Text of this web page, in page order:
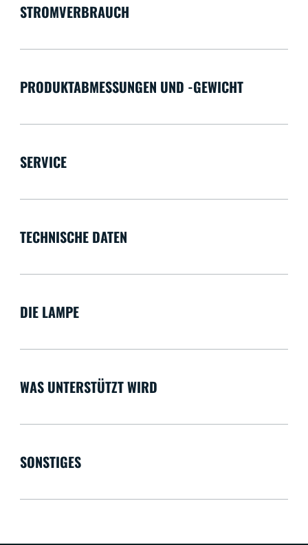
STROMVERBRAUCH
PRODUKTABMESSUNGEN UND -GEWICHT
SERVICE
TECHNISCHE DATEN
DIE LAMPE
WAS UNTERSTÜTZT WIRD
SONSTIGES